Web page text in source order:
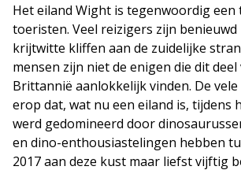
Het eiland Wight is tegenwoordig
toeristen. Veel reizigers zijn benieuwd
krijtwitte kliffen aan de zuidelijke
mensen zijn niet de enigen die dit
Brittannië aanlokkelijk vinden. De
erop dat, wat nu een eiland is, tijdens
werd gedomineerd door
en dino-enthousiastelingen hebben
2017 aan deze kust maar liefst vijftig